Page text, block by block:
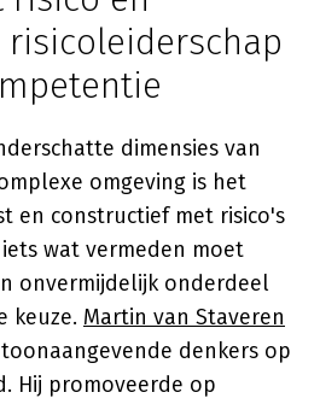
risicoleiderschap
dimensies van
omgeving is het
en constructief met risico's
wat vermeden moet
onvermijdelijk onderdeel
keuze. Martin van Staveren
denkers op
Hij promoveerde op